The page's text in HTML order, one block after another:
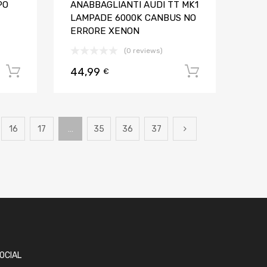
Aggiungi al carrello
ANABBAGLIANTI AUDI TT MK1
LAMPADE 6000K CANBUS NO
ERRORE XENON
(0 reviews)
44,99 €
16 17 … 35 36 37